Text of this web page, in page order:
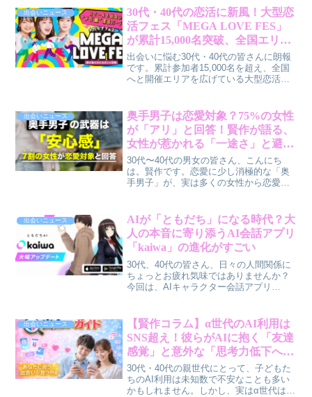
づきを賢作の視点でお届けします。
出会いニュース
30代・40代の恋活に新風！大型恋
活フェス「MEGA LOVE FES」
が累計15,000名突破、全国エリア
拡大で「メガ級の出会い」をプロ
デュース！
出会いに悩む30代・40代の皆さんに朗報
です。累計参加者15,000名を超え、全国
へと開催エリアを広げている大型恋活フ
イベントがなぜ多くの支持を集めている
のか、その魅力と成功の秘訣に迫りま
す。
出会いニュース
奥手男子は恋愛対象？75%の女性
が「アリ」と回答！賢作が語る、
女性が惹かれる「一途さ」と避け
てほしい「NG行動」
30代〜40代の男女の皆さん、こんにち
は。賢作です。恋愛に少し消極的な「奥
手男子」が、実は多くの女性から恋愛対
であること自体は決してマイナスではな
く、むしろ魅力に繋がりうることが明ら
かになりました。ただし、いくつかの
「避けてほしい行動」も浮き彫りに。今
回は、そんな奥手男子のリアルな恋愛事
情を、男性目線も交えながら深掘りして
いきます。
出会いニュース
AIが「ともだち」になる時代？大
人の本音に寄り添うAI会話アプリ
「kaiwa」の進化がすごい
30代、40代の皆さん、日々の人間関係に
ちょっとお疲れ気味ではありませんか？
今回は、AIキャラクター会話アプリ
ソナライズ機能や関係性を選べる新機能
を追加した話題をご紹介します。人間関
係の新しい選択肢として、AIがどんな存
在になっていくのか、賢作の視点からじ
っくり解説していきますね。
出会いニュース
【賢作コラム】α世代のAI利用は
SNS超え！彼らがAIに抱く「友達
感覚」と意外な「思考力低下への
不安」とは？
30代・40代の親世代にとって、子どもた
ちのAI利用は未知数で不安なことも多い
かもしれません。しかし、実はα世代はAI